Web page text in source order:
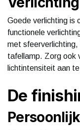
Goede verlichting is
functionele
met
tafellamp. Zorg ook
lichtintensiteit aan
De